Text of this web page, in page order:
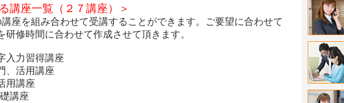
講座一覧（２７講座）＞
座を組み合わせて受講することができます。ご要望に合わせて
修時間に合わせて作成させて頂きます。
入力習得講座
、活用講座
用講座
講座